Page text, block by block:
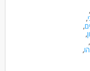
,
,
,
,
,
,